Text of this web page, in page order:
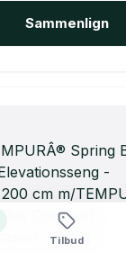
Sammenlign
Tilbud